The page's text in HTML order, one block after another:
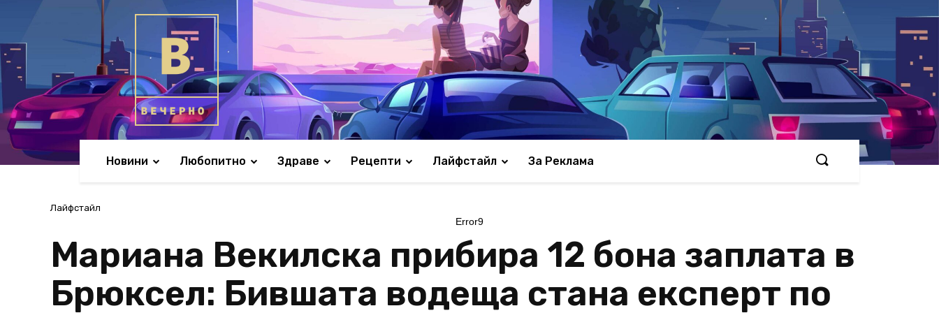
Новини Любопитно Здраве Рецепти Лайфстайл За Реклама
Лайфстайл
Error9
Мариана Векилска прибира 12 бона заплата в
Брюксел: Бившата водеща стана експерт по